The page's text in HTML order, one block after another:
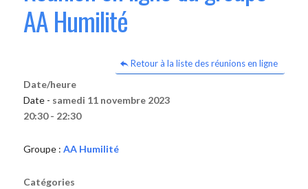
AA Humilité
Retour à la liste des réunions en ligne
Date/heure
Date - samedi 11 novembre 2023
20:30 - 22:30
Groupe : AA Humilité
Catégories